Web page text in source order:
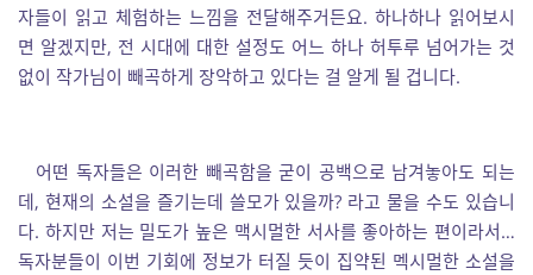
자들이 읽고 체험하는 느낌을 전달해주거든요. 하나하나 읽어보시
면 알겠지만, 전 시대에 대한 설정도 어느 하나 허투루 넘어가는 것
없이 작가님이 빼곡하게 장악하고 있다는 걸 알게 될 겁니다.
어떤 독자들은 이러한 빼곡함을 굳이 공백으로 남겨놓아도 되는
데, 현재의 소설을 즐기는데 쓸모가 있을까? 라고 물을 수도 있습니
다. 하지만 저는 밀도가 높은 맥시멀한 서사를 좋아하는 편이라서…
독자분들이 이번 기회에 정보가 터질 듯이 집약된 멕시멀한 소설을